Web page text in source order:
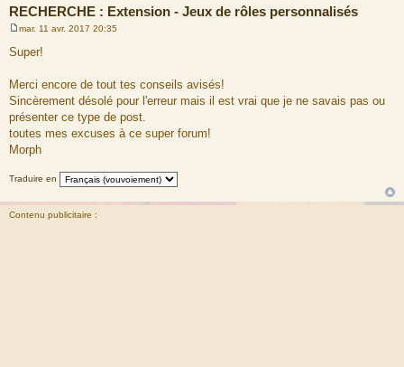
RECHERCHE : Extension - Jeux de rôles personnalisés
s
g
e
mar. 11 avr. 2017 20:35
Super!
Merci encore de tout tes conseils avisés!
Sincèrement désolé pour l'erreur mais il est vrai que je ne savais pas ou
présenter ce type de post.
toutes mes excuses à ce super forum!
Morph
Traduire en
Contenu publicitaire :